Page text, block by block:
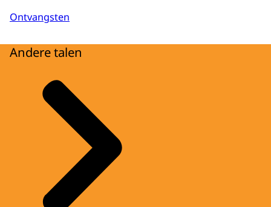
Ontvangsten
Andere talen